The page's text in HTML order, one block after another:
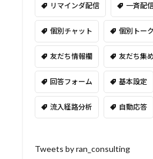
リマインダ配信 一斉配
個別チャット 個別トーク
友だち情報欄 友だち集め
回答フォーム 基本設定
流入経路分析 自動応答
Tweets by ran_consulting